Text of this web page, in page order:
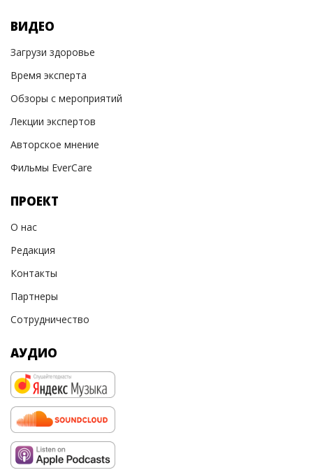
ВИДЕО
Загрузи здоровье
Время эксперта
Обзоры с мероприятий
Лекции экспертов
Авторское мнение
Фильмы EverCare
ПРОЕКТ
О нас
Редакция
Контакты
Партнеры
Сотрудничество
АУДИО